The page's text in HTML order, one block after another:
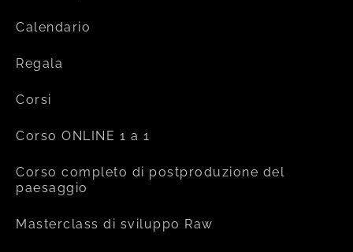
Calendario
Regala
Corsi
Corso ONLINE 1 a 1
Corso completo di postproduzione del
paesaggio
Masterclass di sviluppo Raw